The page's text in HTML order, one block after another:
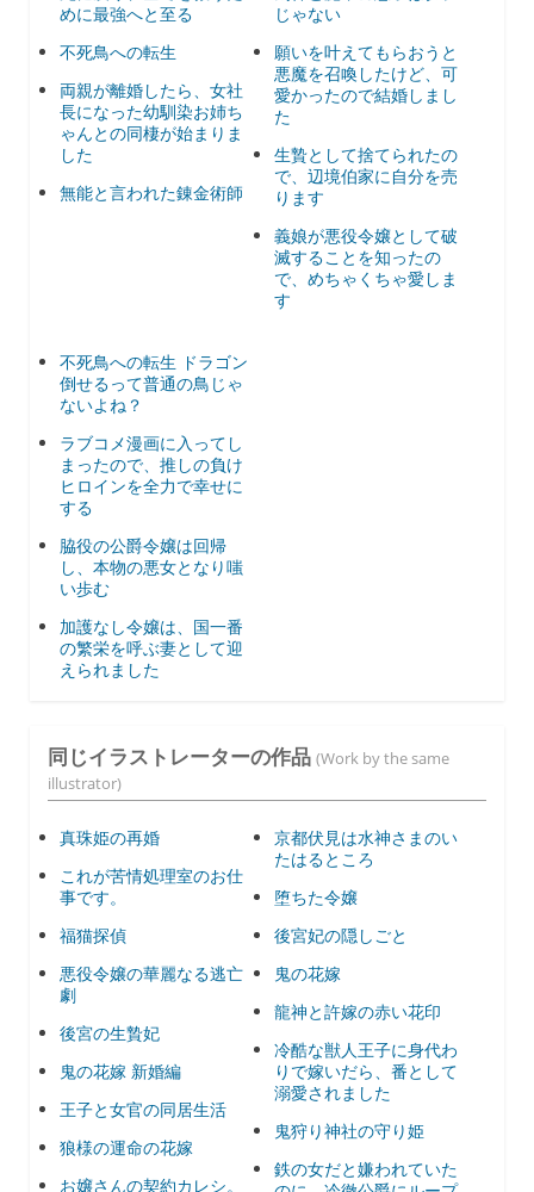
めに最強へと至る
不死鳥への転生
両親が離婚したら、女社
長になった幼馴染お姉ち
ゃんとの同棲が始まりま
した
無能と言われた錬金術師
じゃない
願いを叶えてもらおうと
悪魔を召喚したけど、可
愛かったので結婚しまし
た
生贄として捨てられたの
で、辺境伯家に自分を売
ります
義娘が悪役令嬢として破
滅することを知ったの
で、めちゃくちゃ愛しま
す
不死鳥への転生 ドラゴン
倒せるって普通の鳥じゃ
ないよね？
ラブコメ漫画に入ってし
まったので、推しの負け
ヒロインを全力で幸せに
する
脇役の公爵令嬢は回帰
し、本物の悪女となり嗤
い歩む
加護なし令嬢は、国一番
の繁栄を呼ぶ妻として迎
えられました
同じイラストレーターの作品 (Work by the same
illustrator)
真珠姫の再婚
これが苦情処理室のお仕
事です。
福猫探偵
悪役令嬢の華麗なる逃亡
劇
後宮の生贄妃
鬼の花嫁 新婚編
王子と女官の同居生活
狼様の運命の花嫁
お嬢さんの契約カレシ。
京都伏見は水神さまのい
たはるところ
堕ちた令嬢
後宮妃の隠しごと
鬼の花嫁
龍神と許嫁の赤い花印
冷酷な獣人王子に身代わ
りで嫁いだら、番として
溺愛されました
鬼狩り神社の守り姫
鉄の女だと嫌われていた